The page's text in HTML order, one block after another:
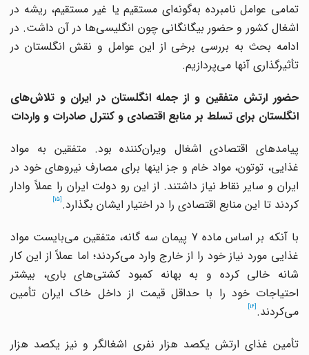
تمامی عوامل نامبرده به‌گونه‌ای مستقیم یا غیر مستقیم، ریشه در
اشغال کشور و حضور بیگانگانی چون انگلیسی‌ها در آن داشت. در
ادامه بحث به بررسی برخی از این عوامل و نقش انگلستان در
تأثیرگذاری آنها می‌پردازیم.
حضور ارتش متفقین و از جمله انگلستان در ایران و تلاش‌های
انگلستان برای تسلط بر منابع اقتصادی و کنترل صادرات و واردات
پیامدهای اقتصادی اشغال ویران‌کننده بود. متفقین به مواد
غذایی، توتون، مواد خام و جز اینها برای مصارف نیروهای خود در
ایران و سایر نقاط نیاز داشتند. از این رو دولت ایران را عملاً وادار
کردند تا این منابع اقتصادی را در اختیار ایشان بگذارد.
با آنکه بر اساس ماده 7 پیمان سه گانه، متفقین می‌بایست مواد
غذایی مورد نیاز خود را از خارج وارد می‌کردند؛ اما عملاً از این کار
شانه خالی کرده و به بهانه کمبود کشتی‌های باری، بیشتر
احتیاجات خود را با حداقل قیمت از داخل خاک ایران تأمین
می‌کردند.
تأمین غذای ارتش یکصد هزار نفری اشغالگر و نیز یکصد هزار